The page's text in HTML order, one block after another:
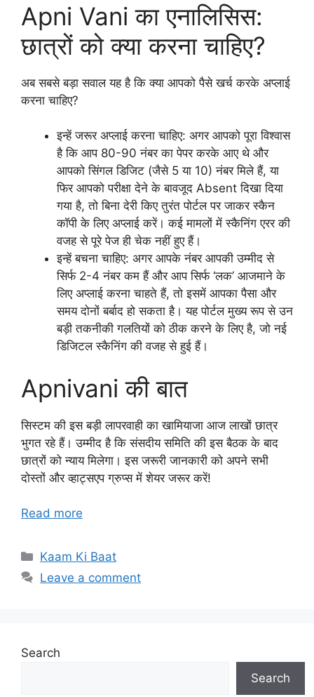
Apni Vani का एनालिसिस:
छात्रों को क्या करना चाहिए?
अब सबसे बड़ा सवाल यह है कि क्या आपको पैसे खर्च करके अप्लाई
करना चाहिए?
इन्हें जरूर अप्लाई करना चाहिए: अगर आपको पूरा विश्वास
है कि आप 80-90 नंबर का पेपर करके आए थे और
आपको सिंगल डिजिट (जैसे 5 या 10) नंबर मिले हैं, या
फिर आपको परीक्षा देने के बावजूद Absent दिखा दिया
गया है, तो बिना देरी किए तुरंत पोर्टल पर जाकर स्कैन
कॉपी के लिए अप्लाई करें। कई मामलों में स्कैनिंग एरर की
वजह से पूरे पेज ही चेक नहीं हुए हैं।
इन्हें बचना चाहिए: अगर आपके नंबर आपकी उम्मीद से
सिर्फ 2-4 नंबर कम हैं और आप सिर्फ ‘लक’ आजमाने के
लिए अप्लाई करना चाहते हैं, तो इसमें आपका पैसा और
समय दोनों बर्बाद हो सकता है। यह पोर्टल मुख्य रूप से उन
बड़ी तकनीकी गलतियों को ठीक करने के लिए है, जो नई
डिजिटल स्कैनिंग की वजह से हुई हैं।
Apnivani की बात
सिस्टम की इस बड़ी लापरवाही का खामियाजा आज लाखों छात्र
भुगत रहे हैं। उम्मीद है कि संसदीय समिति की इस बैठक के बाद
छात्रों को न्याय मिलेगा। इस जरूरी जानकारी को अपने सभी
दोस्तों और व्हाट्सएप ग्रुप्स में शेयर जरूर करें!
Read more
Categories
Kaam Ki Baat
Leave a comment
Search
Search